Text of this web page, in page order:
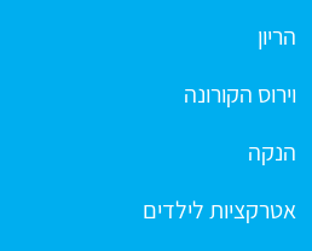
הריון
וירוס הקורונה
הנקה
אטרקציות לילדים